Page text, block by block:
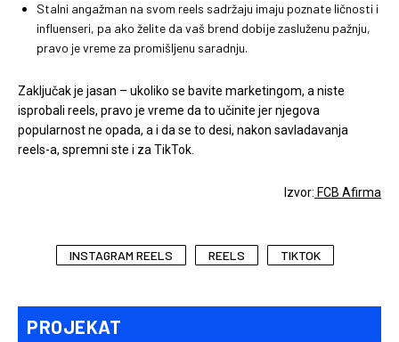
PROJEKAT
Stalni angažman na svom reels sadržaju imaju poznate ličnosti i
influenseri, pa ako želite da vaš brend dobije zasluženu pažnju,
pravo je vreme za promišljenu saradnju.
Zaključak je jasan – ukoliko se bavite marketingom, a niste
isprobali reels, pravo je vreme da to učinite jer njegova
popularnost ne opada, a i da se to desi, nakon savladavanja
reels-a, spremni ste i za TikTok.
Izvor: FCB Afirma
INSTAGRAM REELS REELS TIKTOK